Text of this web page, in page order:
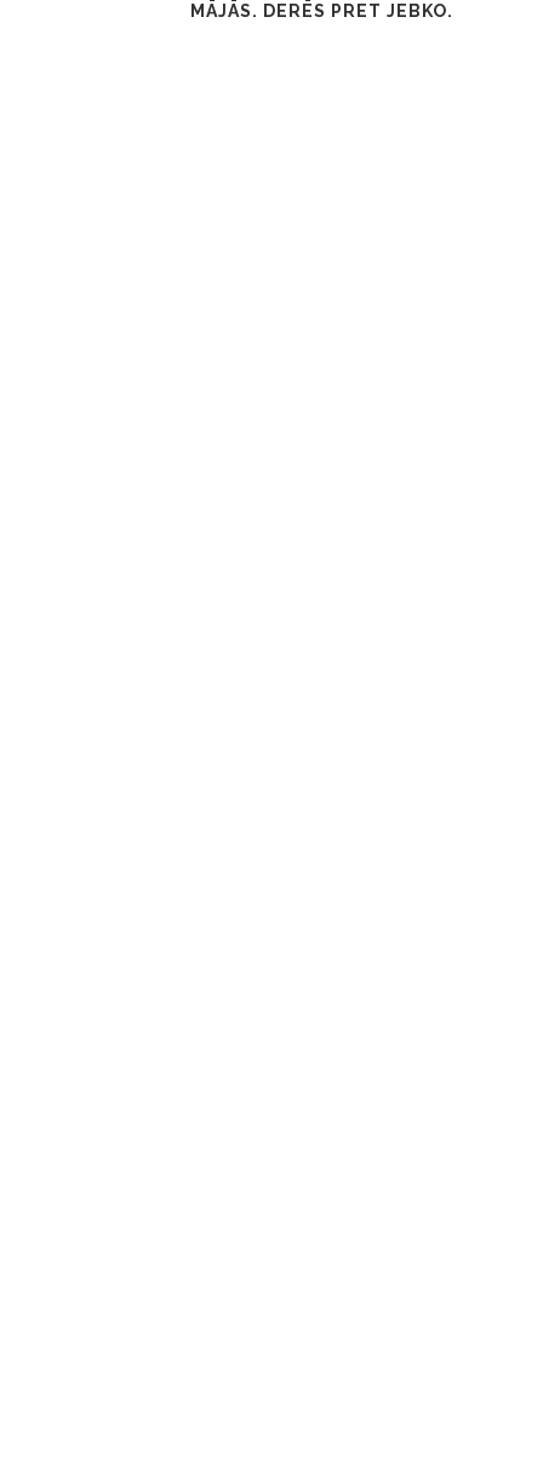
MĀJĀS. DERĒS PRET JEBKO.